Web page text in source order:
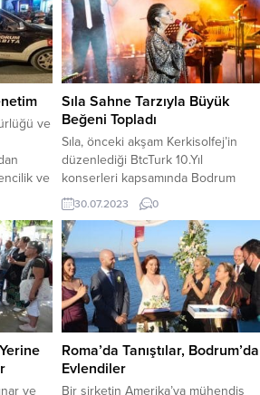
ve
ve
yönelik
ekipleri
iş
26
Kale
ve
Sıla Sahne Tarzıyla Büyük
Beğeni Topladı
Sıla, önceki akşam Kerkisolfej’in
düzenlediği BtcTurk 10.Yıl
konserleri kapsamında Bodrum
Antik Tiyatro’da bu yaz ikinci kez
sahne aldı. Yaz turnesine yoğun bir
tempo ile devam eden Sıla, yoğun
istek üzerine Bodrumlu
sevenleriyle bir kez daha buluştu.
Besteleriyle ve söylediği şarkılarla
milyonların gönlünde taht kuran
ünlü sanatçı, sahneye çıktığı leopar
desenli...
30.07.2023 0
ve
Roma’da Tanıştılar, Bodrum’da
Evlendiler
Bir şirketin Amerika’ya mühendis